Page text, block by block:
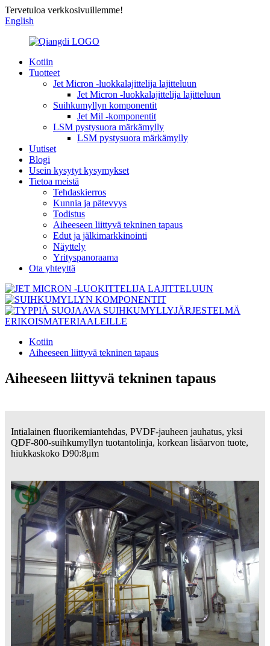
Tervetuloa verkkosivuillemme!
English
Kotiin
Tuotteet
Jet Micron -luokkalajittelija lajitteluun
Jet Micron -luokkalajittelija lajitteluun
Suihkumyllyn komponentit
Jet Mil -komponentit
LSM pystysuora märkämylly
LSM pystysuora märkämylly
Uutiset
Blogi
Usein kysytyt kysymykset
Tietoa meistä
Tehdaskierros
Kunnia ja pätevyys
Todistus
Aiheeseen liittyvä tekninen tapaus
Edut ja jälkimarkkinointi
Näyttely
Yrityspanoraama
Ota yhteyttä
Kotiin
Aiheeseen liittyvä tekninen tapaus
Aiheeseen liittyvä tekninen tapaus
Intialainen fluorikemiantehdas, PVDF-jauheen jauhatus, yksi
QDF-800-suihkumyllyn tuotantolinja, korkean lisäarvon tuote,
hiukkaskoko D90:8μm